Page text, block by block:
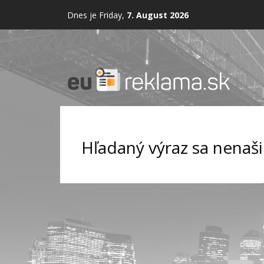
Dnes je Friday, 7. August 2026
Hľadaný výraz sa